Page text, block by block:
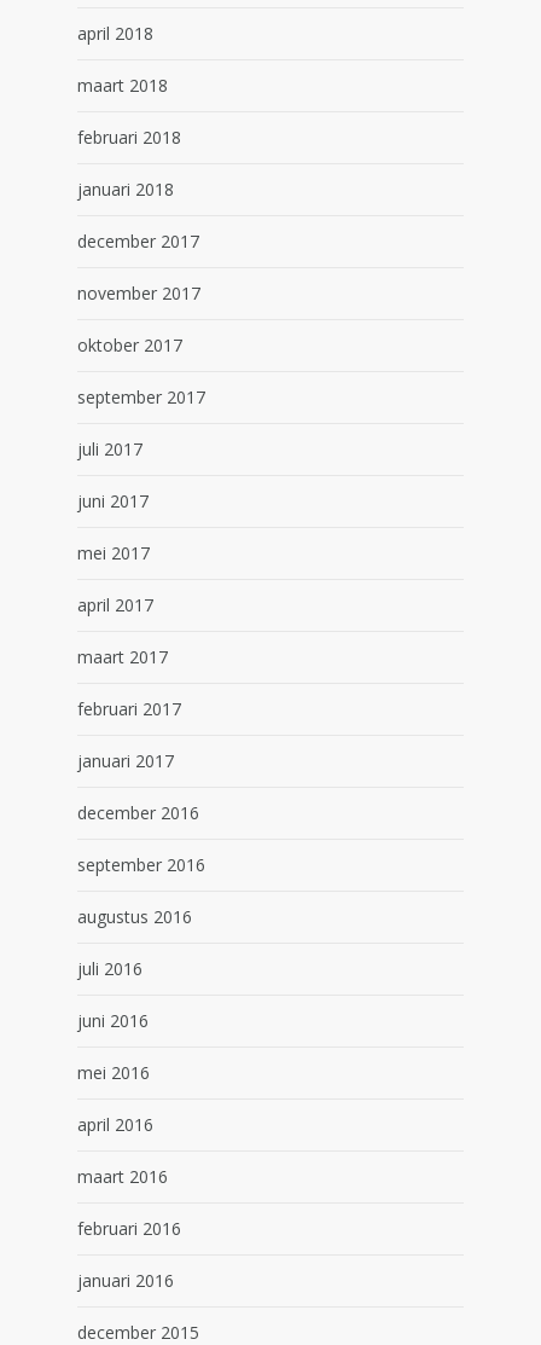
april 2018
maart 2018
februari 2018
januari 2018
december 2017
november 2017
oktober 2017
september 2017
juli 2017
juni 2017
mei 2017
april 2017
maart 2017
februari 2017
januari 2017
december 2016
september 2016
augustus 2016
juli 2016
juni 2016
mei 2016
april 2016
maart 2016
februari 2016
januari 2016
december 2015